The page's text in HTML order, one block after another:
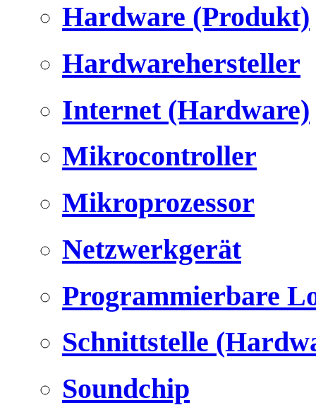
Hardware (Produkt)
Hardwarehersteller
Internet (Hardware)
Mikrocontroller
Mikroprozessor
Netzwerkgerät
Programmierbare
Schnittstelle
Soundchip